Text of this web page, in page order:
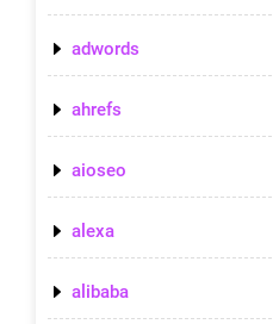
adwords
ahrefs
aioseo
alexa
alibaba